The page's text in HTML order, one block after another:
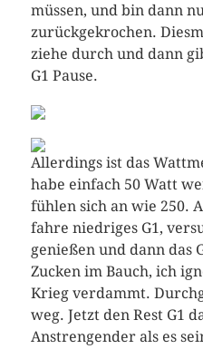
müssen, und bin dann
zurückgekrochen.
ziehe durch und dann
G1 Pause.
Allerdings ist das
habe einfach 50 Watt
fühlen sich an wie 250.
fahre niedriges G1,
genießen und dann das
Zucken im Bauch, ich
Krieg verdammt.
weg. Jetzt den Rest G1
Anstrengender als es